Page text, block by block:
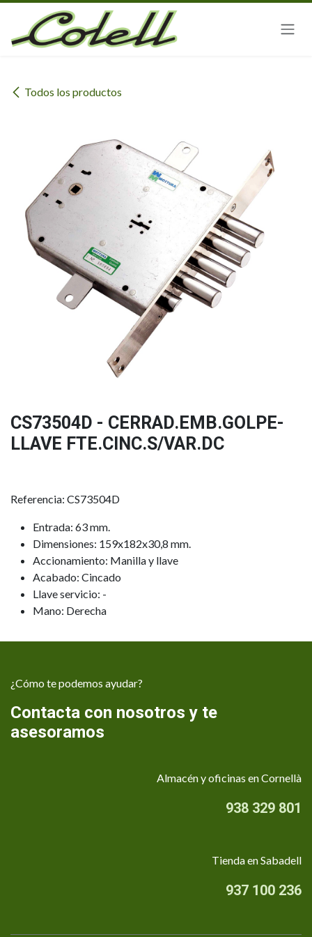
Ir al contenido
Todos los productos
CS73504D - CERRAD.EMB.GOLPE-
LLAVE FTE.CINC.S/VAR.DC
Referencia: CS73504D
Entrada: 63 mm.
Dimensiones: 159x182x30,8 mm.
Accionamiento: Manilla y llave
Acabado: Cincado
Llave servicio: -
Mano: Derecha
¿Cómo te podemos ayudar?
Contacta con nosotros y te
asesoramos
Almacén y oficinas en Cornellà
938 329 801
Tienda en Sabadell
937 100 236